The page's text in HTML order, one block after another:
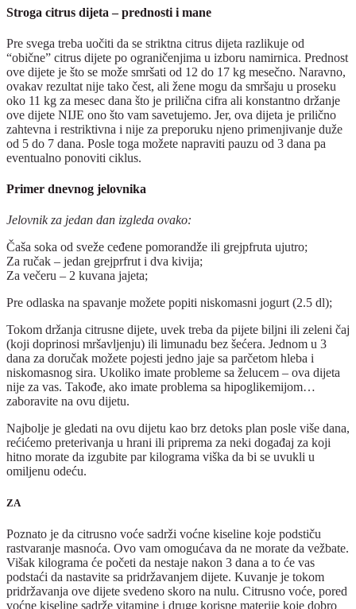
Stroga citrus dijeta – prednosti i mane
Pre svega treba uočiti da se striktna citrus dijeta razlikuje od
“obične” citrus dijete po ograničenjima u izboru namirnica. Prednost
ove dijete je što se može smršati od 12 do 17 kg mesečno. Naravno,
ovakav rezultat nije tako čest, ali žene mogu da smršaju u proseku
oko 11 kg za mesec dana što je prilična cifra ali konstantno držanje
ove dijete NIJE ono što vam savetujemo. Jer, ova dijeta je prilično
zahtevna i restriktivna i nije za preporuku njeno primenjivanje duže
od 5 do 7 dana. Posle toga možete napraviti pauzu od 3 dana pa
eventualno ponoviti ciklus.
Primer dnevnog jelovnika
Jelovnik za jedan dan izgleda ovako:
Čaša soka od sveže ceđene pomorandže ili grejpfruta ujutro;
Za ručak – jedan grejprfrut i dva kivija;
Za večeru – 2 kuvana jajeta;
Pre odlaska na spavanje možete popiti niskomasni jogurt (2.5 dl);
Tokom držanja citrusne dijete, uvek treba da pijete biljni ili zeleni čaj
(koji doprinosi mršavljenju) ili limunadu bez šećera. Jednom u 3
dana za doručak možete pojesti jedno jaje sa parčetom hleba i
niskomasnog sira. Ukoliko imate probleme sa želucem – ova dijeta
nije za vas. Takođe, ako imate problema sa hipoglikemijom…
zaboravite na ovu dijetu.
Najbolje je gledati na ovu dijetu kao brz detoks plan posle više dana,
rećićemo preterivanja u hrani ili priprema za neki događaj za koji
hitno morate da izgubite par kilograma viška da bi se uvukli u
omiljenu odeću.
ZA
Poznato je da citrusno voće sadrži voćne kiseline koje podstiču
rastvaranje masnoća. Ovo vam omogućava da ne morate da vežbate.
Višak kilograma će početi da nestaje nakon 3 dana a to će vas
podstaći da nastavite sa pridržavanjem dijete. Kuvanje je tokom
pridržavanja ove dijete svedeno skoro na nulu. Citrusno voće, pored
voćne kiseline sadrže vitamine i druge korisne materije koje dobro